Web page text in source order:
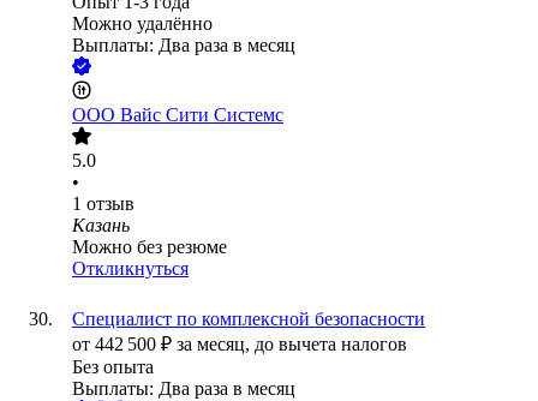
Можно удалённо
Выплаты: Два раза в месяц
ООО Вайс Сити Системс
5.0
•
1 отзыв
Казань
Можно без резюме
Откликнуться
Специалист по комплексной безопасности
от 442 500 ₽ за месяц, до вычета налогов
Без опыта
Выплаты: Два раза в месяц